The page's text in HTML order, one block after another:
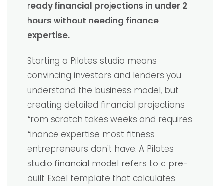
ready financial projections in under 2
hours without needing finance
expertise.
Starting a Pilates studio means
convincing investors and lenders you
understand the business model, but
creating detailed financial projections
from scratch takes weeks and requires
finance expertise most fitness
entrepreneurs don't have. A Pilates
studio financial model refers to a pre-
built Excel template that calculates